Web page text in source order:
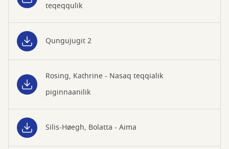
teqeqqulik
Qungujugit 2
Rosing, Kathrine - Nasaq teqqialik
piginnaanilik
Silis-Høegh, Bolatta - Aima